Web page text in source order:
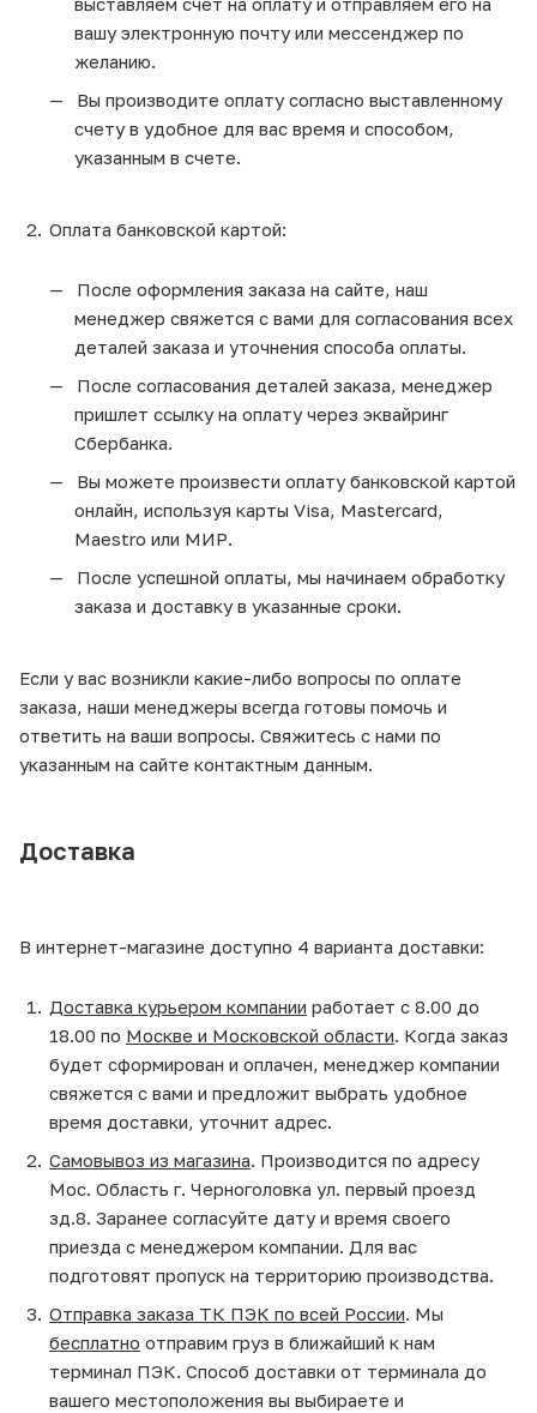
вашу электронную почту или мессенджер по
желанию.
Вы производите оплату согласно выставленному
счету в удобное для вас время и способом,
указанным в счете.
Оплата банковской картой:
После оформления заказа на сайте, наш
менеджер свяжется с вами для согласования всех
деталей заказа и уточнения способа оплаты.
После согласования деталей заказа, менеджер
пришлет ссылку на оплату через эквайринг
Сбербанка.
Вы можете произвести оплату банковской картой
онлайн, используя карты Visa, Mastercard,
Maestro или МИР.
После успешной оплаты, мы начинаем обработку
заказа и доставку в указанные сроки.
Если у вас возникли какие-либо вопросы по оплате
заказа, наши менеджеры всегда готовы помочь и
ответить на ваши вопросы. Свяжитесь с нами по
указанным на сайте контактным данным.
Доставка
В интернет-магазине доступно 4 варианта доставки:
Доставка курьером компании работает с 8.00 до
18.00 по Москве и Московской области. Когда заказ
будет сформирован и оплачен, менеджер компании
свяжется с вами и предложит выбрать удобное
время доставки, уточнит адрес.
Самовывоз из магазина. Производится по адресу
Мос. Область г. Черноголовка ул. первый проезд
зд.8. Заранее согласуйте дату и время своего
приезда с менеджером компании. Для вас
подготовят пропуск на территорию производства.
Отправка заказа ТК ПЭК по всей России. Мы
бесплатно отправим груз в ближайший к нам
терминал ПЭК. Способ доставки от терминала до
вашего местоположения вы выбираете и